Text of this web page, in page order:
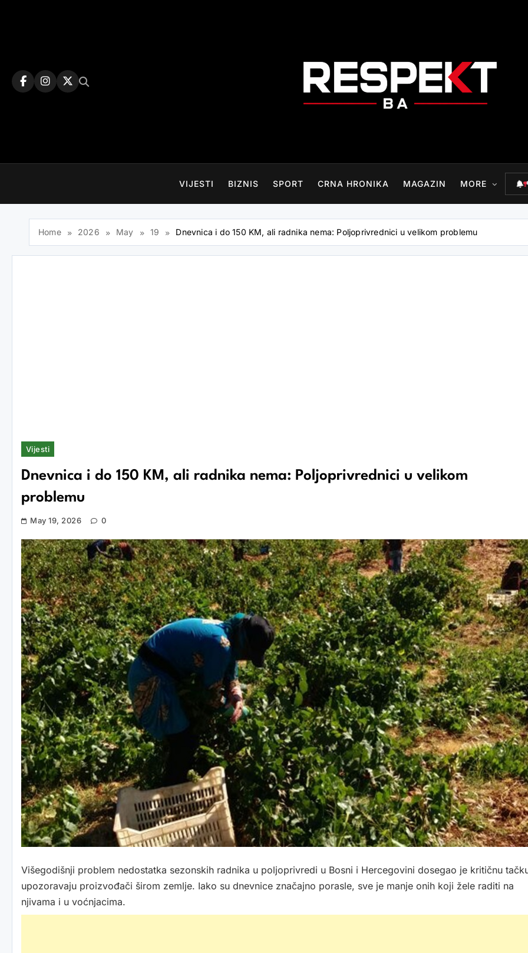
VIJESTI BIZNIS SPORT CRNA HRONIKA MAGAZIN MORE
Home 2026 May 19 Dnevnica i do 150 KM, ali radnika nema: Poljoprivrednici u velikom problemu
Vijesti
Dnevnica i do 150 KM, ali radnika nema: Poljoprivrednici u velikom
problemu
May 19, 2026 0
Višegodišnji problem nedostatka sezonskih radnika u poljoprivredi u Bosni i Hercegovini dosegao je kritičnu
upozoravaju proizvođači širom zemlje. Iako su dnevnice značajno porasle, sve je manje onih koji žele raditi na
njivama i u voćnjacima.